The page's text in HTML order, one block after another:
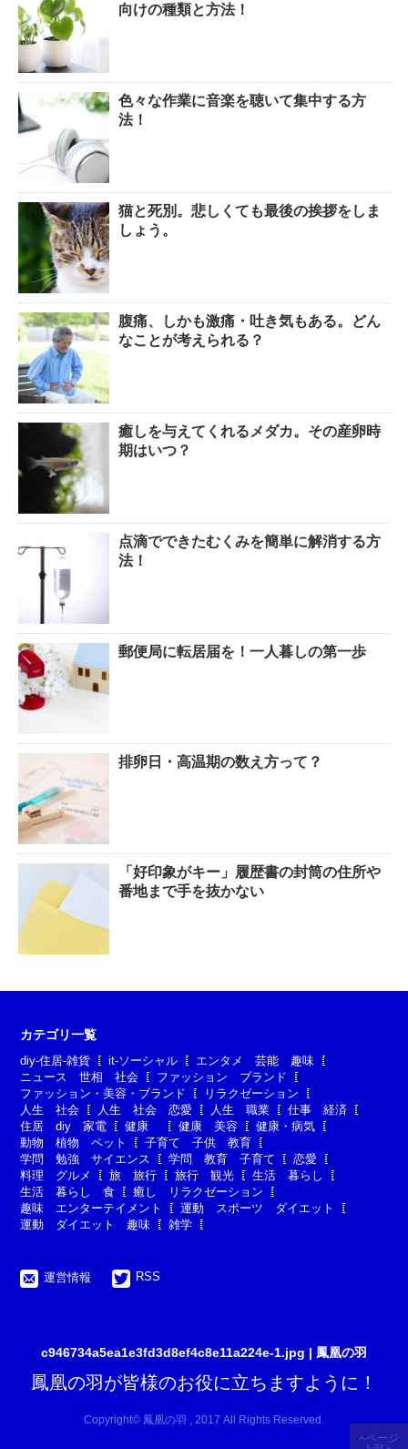
向けの種類と方法！
色々な作業に音楽を聴いて集中する方
法！
猫と死別。悲しくても最後の挨拶をしま
しょう。
腹痛、しかも激痛・吐き気もある。どん
なことが考えられる？
癒しを与えてくれるメダカ。その産卵時
期はいつ？
点滴でできたむくみを簡単に解消する方
法！
郵便局に転居届を！一人暮しの第一歩
排卵日・高温期の数え方って？
「好印象がキー」履歴書の封筒の住所や
番地まで手を抜かない
カテゴリ一覧
diy-住居-雑貨 it-ソーシャル
エンタメ 芸能 趣味
ニュース 世相 社会
ファッション ブランド
ファッション・美容・ブランド
リラクゼーション
人生 社会
人生 社会 恋愛 人生 職業
仕事 経済
住居 diy 家電
健康 健康 美容
健康・病気
動物 植物 ペット
子育て 子供 教育
学問 勉強 サイエンス
学問 教育 子育て
恋愛
料理 グルメ
旅 旅行 旅行 観光
生活 暮らし
生活 暮らし 食
癒し リラクゼーション
趣味 エンターテイメント
運動 スポーツ ダイエット
運動 ダイエット 趣味
雑学
運営情報 RSS
c946734a5ea1e3fd3d8ef4c8e11a224e-1.jpg | 鳳凰の羽
鳳凰の羽が皆様のお役に立ちますように！
Copyright© 鳳凰の羽 , 2017 All Rights Reserved.
ページ